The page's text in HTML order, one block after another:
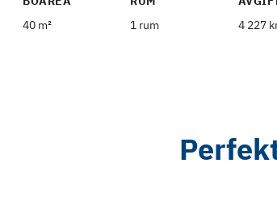
40 m²
1 rum
4 227